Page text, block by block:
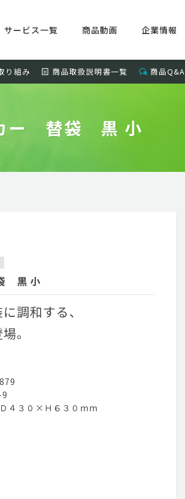
サービス一覧 商品動画 企業情報
り組み 商品取扱説明書一覧 商品Q&A
ー 替袋 黒 小
黒 小
調和する、
。
４３０×Ｈ６３０mm